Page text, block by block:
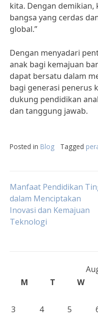
kita. Dengan
bangsa yang cerdas
global.”
Dengan menyadari
anak bagi kemajuan
dapat bersatu dalam
bagi generasi penerus
dukung pendidikan
dan tanggung jawab.
Posted in Blog Tagged
Post
navigation
Manfaat Pendidikan
dalam Menciptakan
Inovasi dan Kemajuan
Teknologi
M
T W
3
4 5